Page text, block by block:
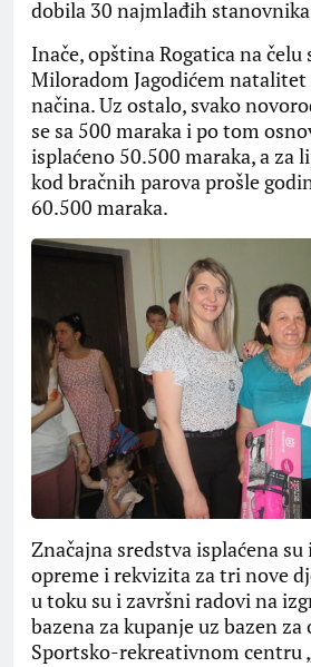
dobila 30 najmlađih
Inače, opština Rogatica na čelu
Miloradom Jagodićem natalitet
načina. Uz ostalo, svako
se sa 500 maraka i po tom
isplaćeno 50.500 maraka, a za
kod bračnih parova prošle
60.500 maraka.
Značajna sredstva isplaćena
opreme i rekvizita za tri nove
u toku su i završni radovi na
bazena za kupanje uz bazen za
Sportsko-rekreativnom centru